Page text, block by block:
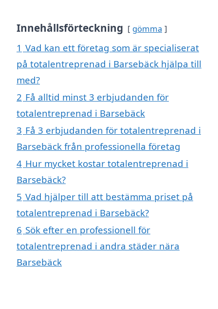
Innehållsförteckning gömma
1 Vad kan ett företag som är specialiserat
på totalentreprenad i Barsebäck hjälpa till
med?
2 Få alltid minst 3 erbjudanden för
totalentreprenad i Barsebäck
3 Få 3 erbjudanden för totalentreprenad i
Barsebäck från professionella företag
4 Hur mycket kostar totalentreprenad i
Barsebäck?
5 Vad hjälper till att bestämma priset på
totalentreprenad i Barsebäck?
6 Sök efter en professionell för
totalentreprenad i andra städer nära
Barsebäck